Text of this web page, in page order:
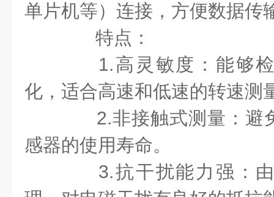
单片机等）连接，方便数据传
特点：
1.高灵敏度：能够检
化，适合高速和低速的转速测
2.非接触式测量：避
感器的使用寿命。
3.抗干扰能力强：由